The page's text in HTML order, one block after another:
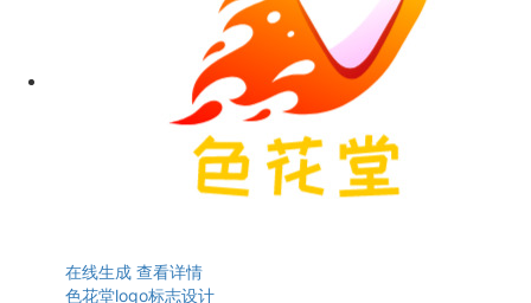
在线生成 查看详情
色花堂logo标志设计